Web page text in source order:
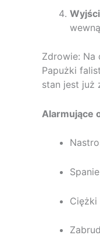
Zdrowie: Na
Papużki
stan jest już
Alarmujące
Ciężki